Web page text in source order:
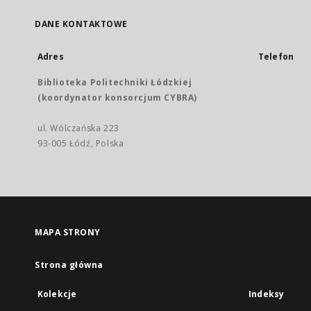
DANE KONTAKTOWE
Adres
Biblioteka Politechniki Łódzkiej
(koordynator konsorcjum CYBRA)
ul. Wólczańska 223
93-005 Łódź, Polska
Telefon
MAPA STRONY
Strona główna
Kolekcje Indeksy